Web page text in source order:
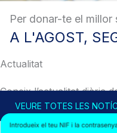
Per donar-te el millor
A L'AGOST,
Actualitat
Coneix l’actualitat diària
VEURE TOTES LES